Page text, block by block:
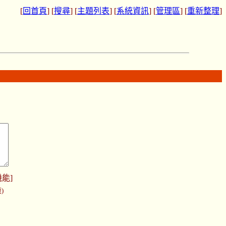
[回首頁] [搜尋] [主題列表] [系統資訊] [管理區] [重新整理]
能]
)